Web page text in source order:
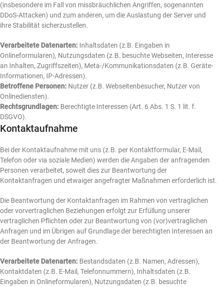
(insbesondere im Fall von missbräuchlichen Angriffen, sogenannten
DDoS-Attacken) und zum anderen, um die Auslastung der Server und
ihre Stabilität sicherzustellen.
Verarbeitete Datenarten: Inhaltsdaten (z.B. Eingaben in
Onlineformularen), Nutzungsdaten (z.B. besuchte Webseiten, Interesse
an Inhalten, Zugriffszeiten), Meta-/Kommunikationsdaten (z.B. Geräte-
Informationen, IP-Adressen).
Betroffene Personen: Nutzer (z.B. Webseitenbesucher, Nutzer von
Onlinediensten).
Rechtsgrundlagen: Berechtigte Interessen (Art. 6 Abs. 1 S. 1 lit. f.
DSGVO).
Kontaktaufnahme
Bei der Kontaktaufnahme mit uns (z.B. per Kontaktformular, E-Mail,
Telefon oder via soziale Medien) werden die Angaben der anfragenden
Personen verarbeitet, soweit dies zur Beantwortung der
Kontaktanfragen und etwaiger angefragter Maßnahmen erforderlich ist.
Die Beantwortung der Kontaktanfragen im Rahmen von vertraglichen
oder vorvertraglichen Beziehungen erfolgt zur Erfüllung unserer
vertraglichen Pflichten oder zur Beantwortung von (vor)vertraglichen
Anfragen und im Übrigen auf Grundlage der berechtigten Interessen an
der Beantwortung der Anfragen.
Verarbeitete Datenarten: Bestandsdaten (z.B. Namen, Adressen),
Kontaktdaten (z.B. E-Mail, Telefonnummern), Inhaltsdaten (z.B.
Eingaben in Onlineformularen), Nutzungsdaten (z.B. besuchte